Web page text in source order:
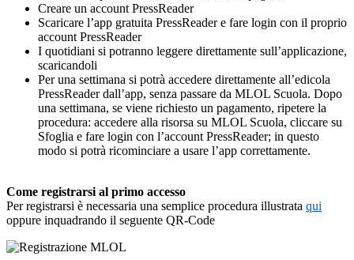
Creare un account PressReader
Scaricare l’app gratuita PressReader e fare login con il proprio
account PressReader
I quotidiani si potranno leggere direttamente sull’applicazione,
scaricandoli
Per una settimana si potrà accedere direttamente all’edicola
PressReader dall’app, senza passare da MLOL Scuola. Dopo
una settimana, se viene richiesto un pagamento, ripetere la
procedura: accedere alla risorsa su MLOL Scuola, cliccare su
Sfoglia e fare login con l’account PressReader; in questo
modo si potrà ricominciare a usare l’app correttamente.
Come registrarsi al primo accesso
Per registrarsi è necessaria una semplice procedura illustrata qui
oppure inquadrando il seguente QR-Code